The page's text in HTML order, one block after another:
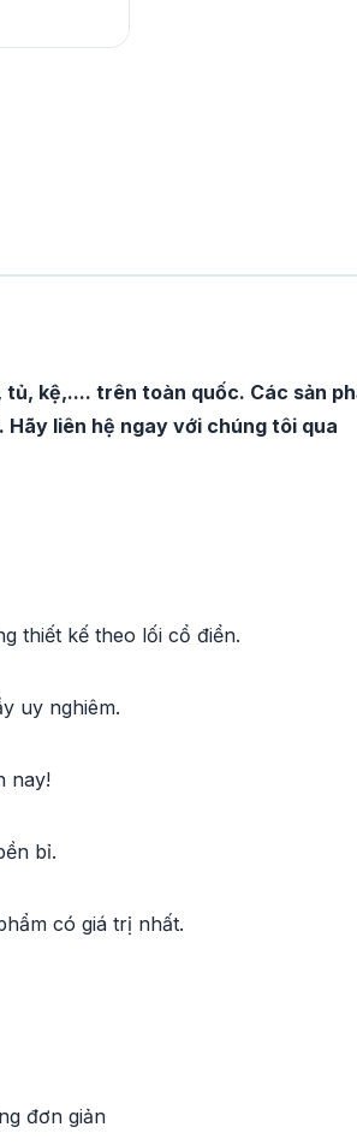
kệ,.... trên toàn quốc. Các sản
liên hệ ngay với chúng tôi qua
thiết kế theo lối cổ điển.
uy nghiêm.
nay!
bỉ.
có giá trị nhất.
đơn giản